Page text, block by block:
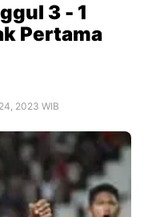
3 - 1
Pertama
2023 WIB